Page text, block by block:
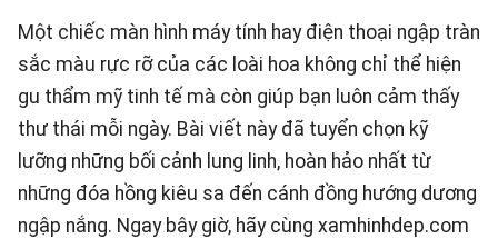
Một chiếc màn hình máy tính hay điện thoại ngập tràn
sắc màu rực rỡ của các loài hoa không chỉ thể hiện
gu thẩm mỹ tinh tế mà còn giúp bạn luôn cảm thấy
thư thái mỗi ngày. Bài viết này đã tuyển chọn kỹ
lưỡng những bối cảnh lung linh, hoàn hảo nhất từ
những đóa hồng kiêu sa đến cánh đồng hướng dương
ngập nắng. Ngay bây giờ, hãy cùng xamhinhdep.com